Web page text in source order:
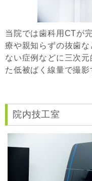
当院では歯科用CTが
療や親知らずの抜歯
ない症例などに三次
た低被ばく線量で撮影
院内技工室